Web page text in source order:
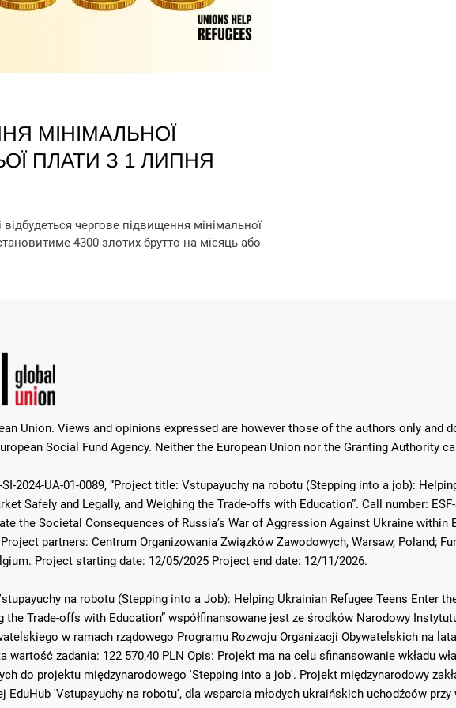
МІНІМАЛЬНОЇ
ПЛАТИ З 1 ЛИПНЯ
чергове підвищення мінімальної
4300 злотих брутто на місяць або
Union. Views and opinions expressed are however those of the authors only and
Social Fund Agency. Neither the European Union nor the Granting Authority
2024-UA-01-0089, “Project title: Vstupayuchy na robotu (Stepping into a job):
Safely and Legally, and Weighing the Trade-offs with Education”. Call number:
the Societal Consequences of Russia’s War of Aggression Against Ukraine within
partners: Centrum Organizowania Związków Zawodowych, Warsaw, Poland;
Project starting date: 12/05/2025 Project end date: 12/11/2026.
na robotu (Stepping into a Job): Helping Ukrainian Refugee Teens Enter
the Trade-offs with Education” współfinansowane jest ze środków Narodowy
w ramach rządowego Programu Rozwoju Organizacji Obywatelskich na
wartość zadania: 122 570,40 PLN Opis: Projekt ma na celu sfinansowanie wkładu
do projektu międzynarodowego 'Stepping into a job'. Projekt międzynarodowy
EduHub 'Vstupayuchy na robotu', dla wsparcia młodych ukraińskich uchodźców